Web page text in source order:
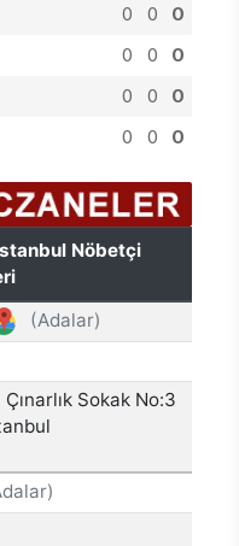
0 0
0
0 0
0
0 0
0
0 0 0